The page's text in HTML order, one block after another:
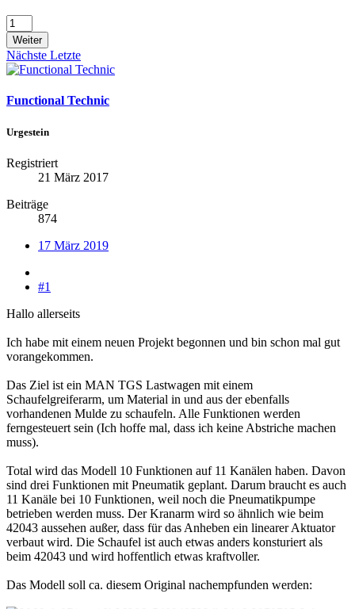
Weiter
Nächste Letzte
Functional Technic
Urgestein
Registriert
21 März 2017
Beiträge
874
17 März 2019
#1
Hallo allerseits
Ich habe mit einem neuen Projekt begonnen und bin schon mal gut
vorangekommen.
Das Ziel ist ein MAN TGS Lastwagen mit einem
Schaufelgreiferarm, um Material in und aus der ebenfalls
vorhandenen Mulde zu schaufeln. Alle Funktionen werden
ferngesteuert sein (Ich hoffe mal, dass ich keine Abstriche machen
muss).
Total wird das Modell 10 Funktionen auf 11 Kanälen haben. Davon
sind drei Funktionen mit Pneumatik geplant. Darum braucht es auch
11 Kanäle bei 10 Funktionen, weil noch die Pneumatikpumpe
betrieben werden muss. Der Kranarm wird so ähnlich wie beim
42043 aussehen außer, dass für das Anheben ein linearer Aktuator
verbaut wird. Die Schaufel ist auch etwas anders konsturiert als
beim 42043 und wird hoffentlich etwas kraftvoller.
Das Modell soll ca. diesem Original nachempfunden werden: